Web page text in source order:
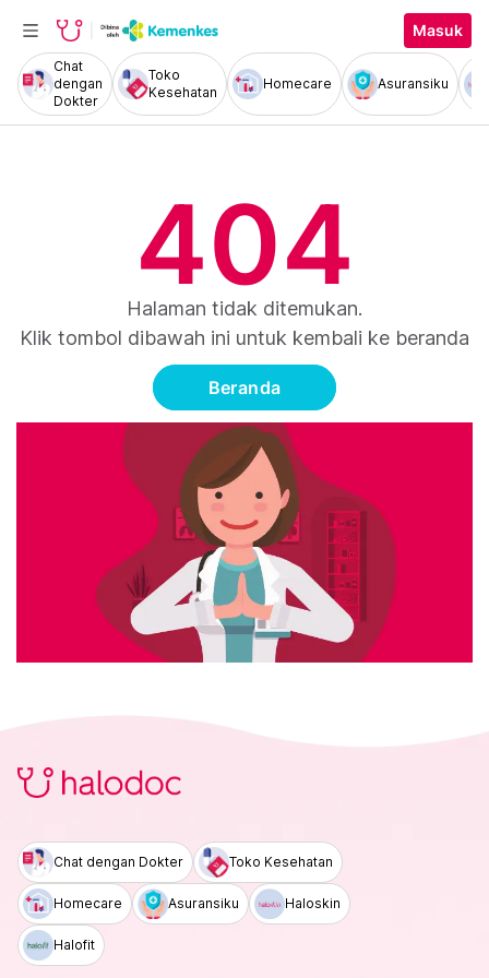
Masuk
Chat
dengan
Dokter
Toko
Kesehatan
Homecare Asuransiku
404
Halaman tidak ditemukan.
Klik tombol dibawah ini untuk kembali ke beranda
Beranda
Chat dengan Dokter Toko Kesehatan
Homecare Asuransiku Haloskin
Halofit